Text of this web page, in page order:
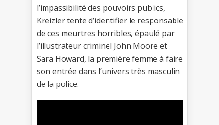
l’impassibilité des pouvoirs publics,
Kreizler tente d’identifier le responsable
de ces meurtres horribles, épaulé par
l’illustrateur criminel John Moore et
Sara Howard, la première femme à faire
son entrée dans l’univers très masculin
de la police.